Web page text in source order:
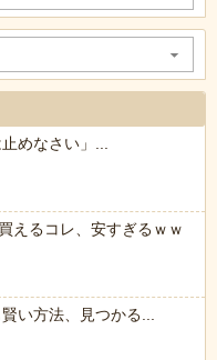
めなさい」...
えるコレ、安すぎるｗｗ
い方法、見つかる...